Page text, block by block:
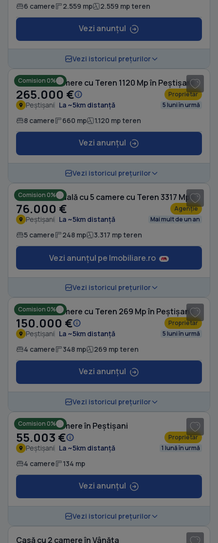
6 camere 2.559 mp 2.559 mp teren
Vezi anunțul
Vezi istoricul prețurilor
Comision 0%
Casă cu 8 camere cu Teren 1120 Mp în Peștișani
265.000 € Proprietar
Peștișani La ~5km distanță 5 luni în urmă
8 camere 660 mp 1.120 mp teren
Vezi anunțul
Vezi istoricul prețurilor
Comision 0% Casă individuală cu 5 camere cu Teren 3317 Mp în Peștișani
76.000 € Agenție
Peștișani La ~5km distanță Mai mult de un an
5 camere 248 mp 3.317 mp teren
Vezi anunțul pe Imobiliare.ro
Vezi istoricul prețurilor
Comision 0%
Casă cu 4 camere cu Teren 269 Mp în Peștișani
150.000 € Proprietar
Peștișani La ~5km distanță 5 luni în urmă
4 camere 348 mp 269 mp teren
Vezi anunțul
Vezi istoricul prețurilor
Comision 0%
Casă cu 4 camere în Peștișani
55.003 € Proprietar
Peștișani La ~5km distanță 1 lună în urmă
4 camere 134 mp
Vezi anunțul
Vezi istoricul prețurilor
Casă cu 2 camere în Vânăta